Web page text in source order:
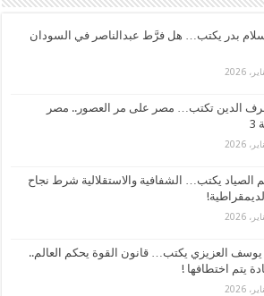
بدر يكتب… هل فرَّط عبدالناصر في السودان
الدين تكتب… مصر على مر العصور.. مصر
الصياد يكتب… الشفافية والاستقلالية شرط نجاح
العزيزي يكتب… قانون القوة يحكم العالم..
يتم اختطافها !